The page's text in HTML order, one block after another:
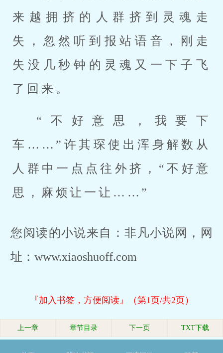
来越拥挤的人群挤到灵魂走
失，忽然听到报站语音，刚走
失没几秒钟的灵魂又一下子飞
了回来。
“不好意思，我要下
车……”许其琛使出浑身解数从
人群中一点点往外挤，“不好意
思，麻烦让一让……”
您阅读的小说来自：非凡小说网，网
址：www.xiaoshuoff.com
『加入书签，方便阅读』（第1页/共2页）
上一章 章节目录 下一页 TXT下载